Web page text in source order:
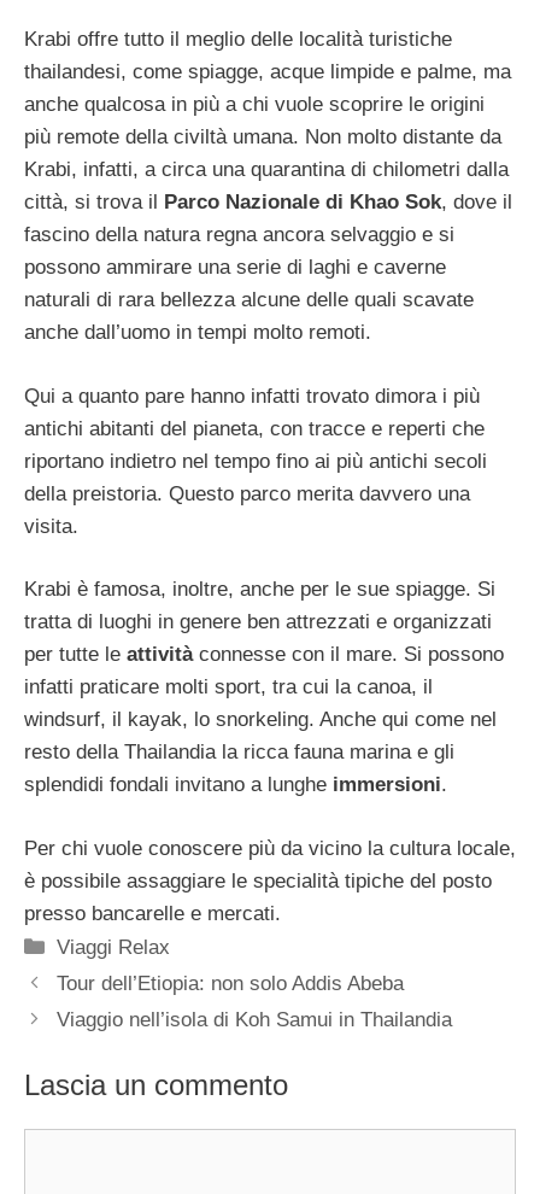
Krabi offre tutto il meglio delle località turistiche
thailandesi, come spiagge, acque limpide e palme, ma
anche qualcosa in più a chi vuole scoprire le origini
più remote della civiltà umana. Non molto distante da
Krabi, infatti, a circa una quarantina di chilometri dalla
città, si trova il
Parco Nazionale di Khao Sok, dove il
fascino della natura regna ancora selvaggio e si
possono ammirare una serie di laghi e caverne
naturali di rara bellezza alcune delle quali scavate
anche dall’uomo in tempi molto remoti.
Qui a quanto pare hanno infatti trovato dimora i più
antichi abitanti del pianeta, con tracce e reperti che
riportano indietro nel tempo fino ai più antichi secoli
della preistoria. Questo parco merita davvero una
visita.
Krabi è famosa, inoltre, anche per le sue spiagge. Si
tratta di luoghi in genere ben attrezzati e organizzati
per tutte le attivitàconnesse con il mare. Si possono
infatti praticare molti sport, tra cui la canoa, il
windsurf, il kayak, lo snorkeling. Anche qui come nel
resto della Thailandia la ricca fauna marina e gli
splendidi fondali invitano a lunghe immersioni.
Per chi vuole conoscere più da vicino la cultura locale,
è possibile assaggiare le specialità tipiche del posto
presso bancarelle e mercati.
Categorie
Viaggi Relax
Tour dell’Etiopia: non solo Addis Abeba
Viaggio nell’isola di Koh Samui in Thailandia
Lascia un commento